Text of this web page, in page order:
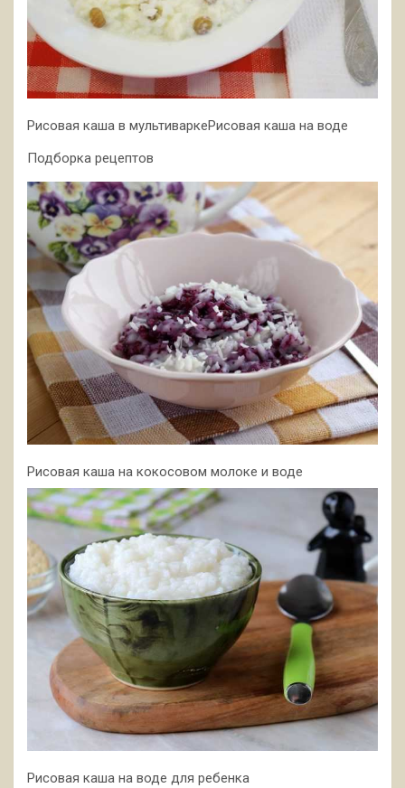
Рисовая каша в мультиваркеРисовая каша на воде
Подборка рецептов
Рисовая каша на кокосовом молоке и воде
Рисовая каша на воде для ребенка